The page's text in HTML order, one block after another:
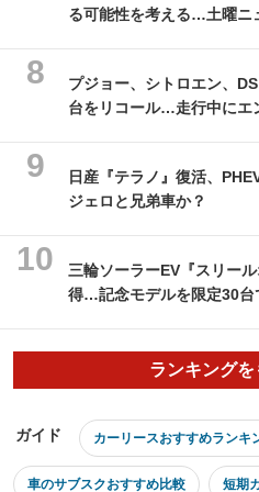
る可能性を考える…土曜ニ
プジョー、シトロエン、
台をリコール…走行中にエ
日産『テラノ』復活、
ジェロと兄弟車か？
三輪ソーラーEV『スリー
得…記念モデルを限定30台
ランキング
ガイド カーリースおすすめランキ
車のサブスクおすすめ比較 短期